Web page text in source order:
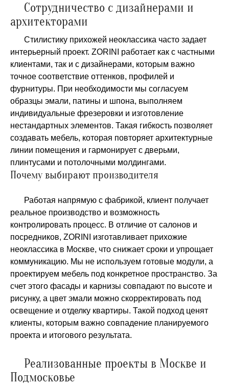
Сотрудничество с дизайнерами и
архитекторами
Стилистику прихожей неоклассика часто задает
интерьерный проект. ZORINI работает как с частными
клиентами, так и с дизайнерами, которым важно
точное соответствие оттенков, профилей и
фурнитуры. При необходимости мы согласуем
образцы эмали, патины и шпона, выполняем
индивидуальные фрезеровки и изготовление
нестандартных элементов. Такая гибкость позволяет
создавать мебель, которая повторяет архитектурные
линии помещения и гармонирует с дверьми,
плинтусами и потолочными молдингами.
Почему выбирают производителя
Работая напрямую с фабрикой, клиент получает
реальное производство и возможность
контролировать процесс. В отличие от салонов и
посредников, ZORINI изготавливает прихожие
неоклассика в Москве, что снижает сроки и упрощает
коммуникацию. Мы не используем готовые модули, а
проектируем мебель под конкретное пространство. За
счет этого фасады и карнизы совпадают по высоте и
рисунку, а цвет эмали можно скорректировать под
освещение и отделку квартиры. Такой подход ценят
клиенты, которым важно совпадение планируемого
проекта и итогового результата.
Реализованные проекты в Москве и
Подмосковье